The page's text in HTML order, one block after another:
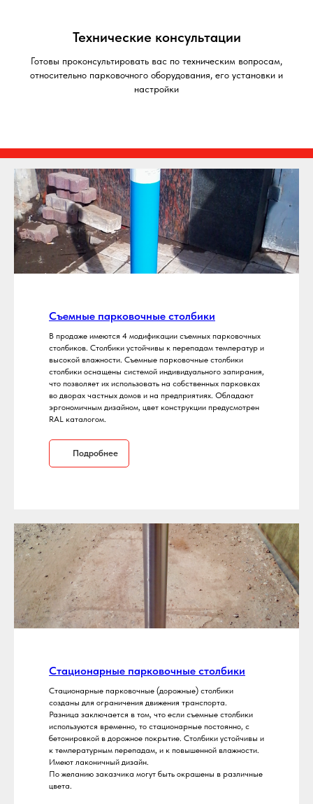
Технические консультации
Готовы проконсультировать вас по техническим вопросам,
относительно парковочного оборудования, его установки и
настройки
Съемные парковочные столбики
В продаже имеются 4 модификации съемных парковочных
столбиков. Столбики устойчивы к перепадам температур и
высокой влажности. Съемные парковочные столбики
столбики оснащены системой индивидуального запирания,
что позволяет их использовать на собственных парковках
во дворах частных домов и на предприятиях. Обладают
эргономичным дизайном, цвет конструкции предусмотрен
RAL каталогом.
Подробнее
Стационарные парковочные столбики
Стационарные парковочные (дорожные) столбики
созданы для ограничения движения транспорта.
Разница заключается в том, что если съемные столбики
используются временно, то стационарные постоянно, с
бетонировкой в дорожное покрытие. Столбики устойчивы и
к температурным перепадам, и к повышенной влажности.
Имеют лаконичный дизайн.
По желанию заказчика могут быть окрашены в различные
цвета.